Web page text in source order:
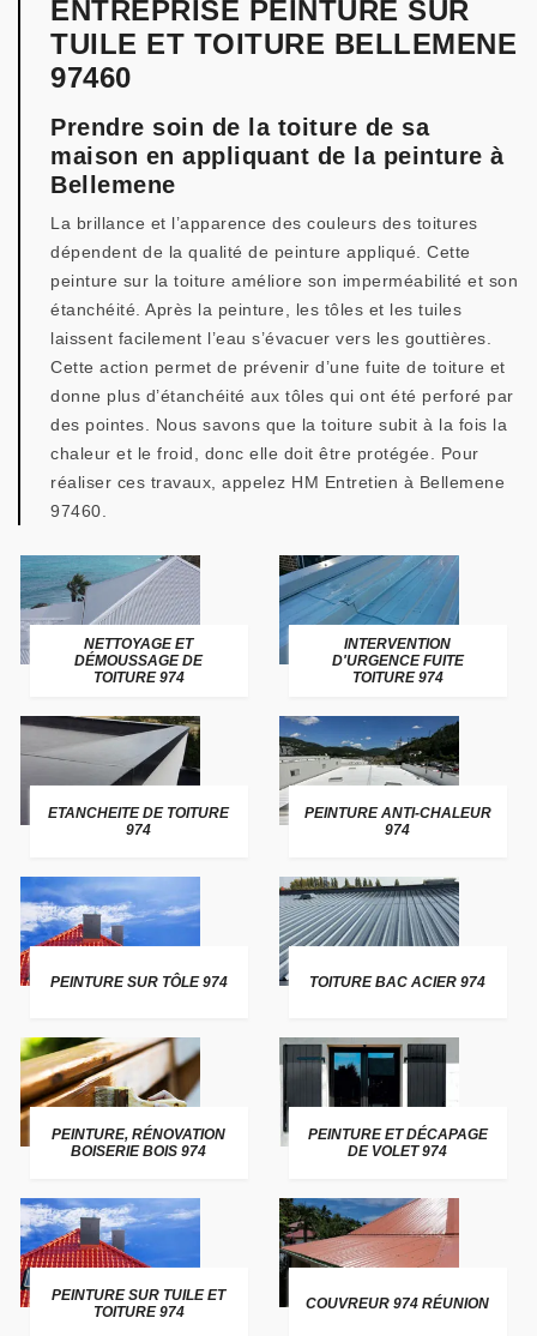
ENTREPRISE PEINTURE SUR
TUILE ET TOITURE BELLEMENE
97460
Prendre soin de la toiture de sa
maison en appliquant de la peinture à
Bellemene
La brillance et l’apparence des couleurs des toitures
dépendent de la qualité de peinture appliqué. Cette
peinture sur la toiture améliore son imperméabilité et son
étanchéité. Après la peinture, les tôles et les tuiles
laissent facilement l’eau s’évacuer vers les gouttières.
Cette action permet de prévenir d’une fuite de toiture et
donne plus d’étanchéité aux tôles qui ont été perforé par
des pointes. Nous savons que la toiture subit à la fois la
chaleur et le froid, donc elle doit être protégée. Pour
réaliser ces travaux, appelez HM Entretien à Bellemene
97460.
NETTOYAGE ET
DÉMOUSSAGE DE
TOITURE 974
INTERVENTION
D'URGENCE FUITE
TOITURE 974
ETANCHEITE DE TOITURE
974
PEINTURE ANTI-CHALEUR
974
PEINTURE SUR TÔLE 974 TOITURE BAC ACIER 974
PEINTURE, RÉNOVATION
BOISERIE BOIS 974
PEINTURE ET DÉCAPAGE
DE VOLET 974
PEINTURE SUR TUILE ET
TOITURE 974
COUVREUR 974 RÉUNION